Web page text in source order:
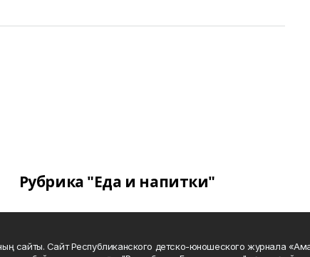
Рубрика "Еда и напитки"
сайты. Сайт Республиканского детско-юношеского журнала